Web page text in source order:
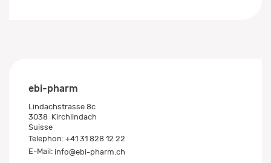
ebi-pharm
Lindachstrasse 8c
3038 Kirchlindach
Suisse
Telephon: +41 31 828 12 22
E-Mail: info@ebi-pharm.ch